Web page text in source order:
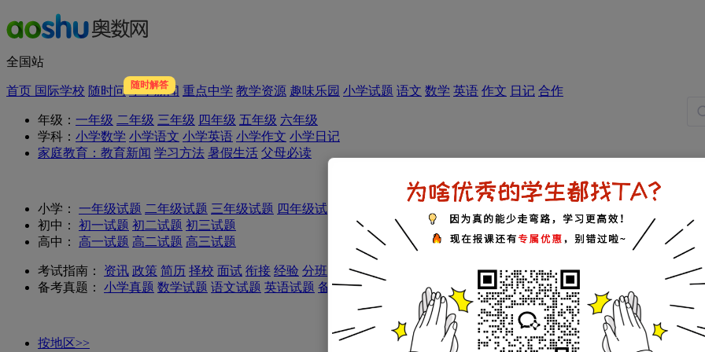
全国站
首页 国际学校 随时问 随时解答
小学新闻 重点中学 教学资源 趣味乐园 小学试题 语文 数学 英语 作文 日记 合作
年级： 一年级 二年级 三年级 四年级 五年级 六年级
学科： 小学数学 小学语文 小学英语 小学作文 小学日记
家庭教育： 教育新闻 学习方法 暑假生活 父母必读
小学： 一年级试题 二年级试题 三年级试题 四年级试题
初中：
初一试题 初二试题 初三试题
高中：
高一试题 高二试题 高三试题
考试指南： 资讯 政策 简历 择校 面试 衔接 经验 分班考试 名词解释
备考真题：
小学真题 数学试题 语文试题 英语试题 备考知识点
按地区>>